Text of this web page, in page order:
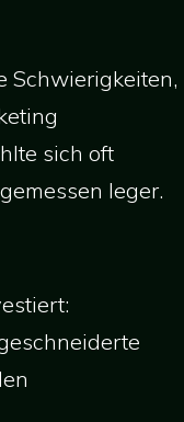
Schwierigkeiten,
sich oft
leger.